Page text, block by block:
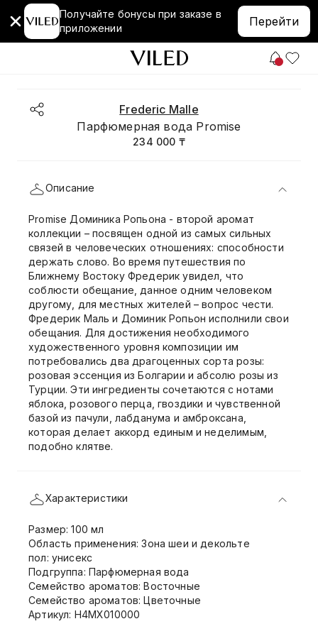
Получайте бонусы при заказе в
приложении
Перейти
Frederic Malle
Парфюмерная вода Promise
234 000 ₸
Описание
Promise Доминика Ропьона - второй аромат
коллекции – посвящен одной из самых сильных
связей в человеческих отношениях: способности
держать слово. Во время путешествия по
Ближнему Востоку Фредерик увидел, что
соблюсти обещание, данное одним человеком
другому, для местных жителей – вопрос чести.
Фредерик Маль и Доминик Ропьон исполнили свои
обещания. Для достижения необходимого
художественного уровня композиции им
потребовались два драгоценных сорта розы:
розовая эссенция из Болгарии и абсолю розы из
Турции. Эти ингредиенты сочетаются с нотами
яблока, розового перца, гвоздики и чувственной
базой из пачули, лабданума и амброксана,
которая делает аккорд единым и неделимым,
подобно клятве.
Характеристики
Размер: 100 мл
Область применения: Зона шеи и декольте
пол: унисекс
Подгруппа: Парфюмерная вода
Семейство ароматов: Восточные
Семейство ароматов: Цветочные
Артикул: H4MX010000